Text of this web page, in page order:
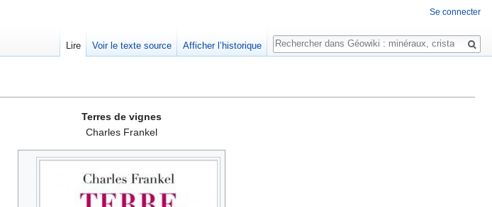
Terres de vignes
Charles Frankel
Se connecter
Lire Voir le texte source Afficher l’historique
Rechercher